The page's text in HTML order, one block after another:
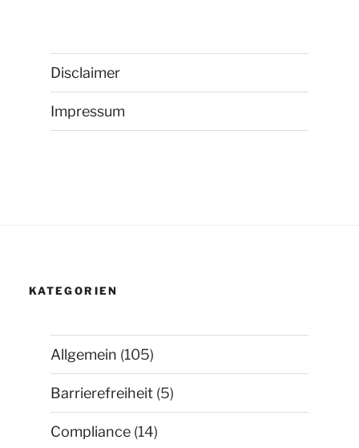
Disclaimer
Impressum
KATEGORIEN
Allgemein (105)
Barrierefreiheit (5)
Compliance (14)